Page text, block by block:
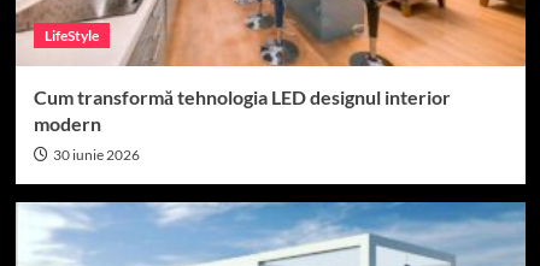
LifeStyle
Cum transformă tehnologia LED designul interior
modern
30 iunie 2026